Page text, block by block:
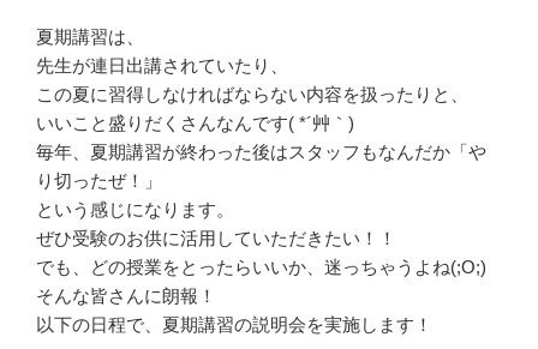
夏期講習は、
先生が連日出講されていたり、
この夏に習得しなければならない内容を扱ったりと、
いいこと盛りだくさんなんです( *´艸｀)
毎年、夏期講習が終わった後はスタッフもなんだか「や
り切ったぜ！」
という感じになります。
ぜひ受験のお供に活用していただきたい！！
でも、どの授業をとったらいいか、迷っちゃうよね(;O;)
そんな皆さんに朗報！
以下の日程で、夏期講習の説明会を実施します！